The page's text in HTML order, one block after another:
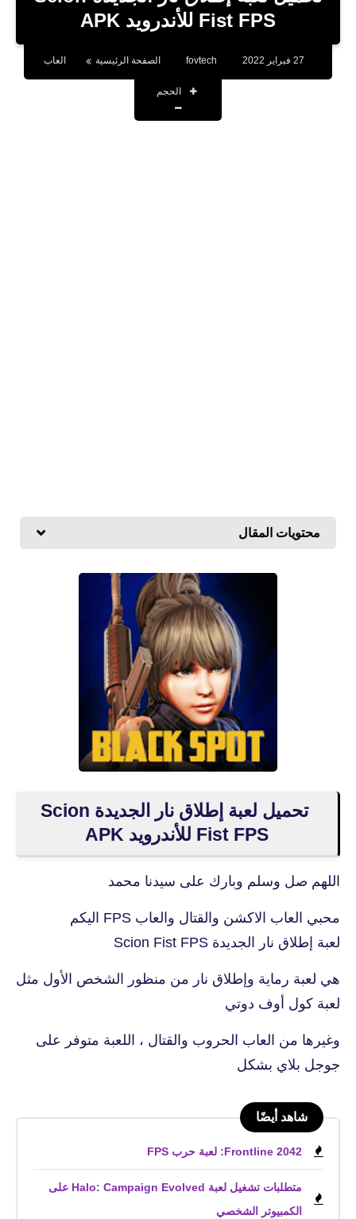
بلوجر
Fist FPS للأندرويد APK
fovtech الصفحة الرئيسية العاب
الحجم
محتويات المقال
تحميل لعبة إطلاق نار الجديدة Scion
Fist FPS للأندرويد APK
اللهم صل وسلم وبارك على سيدنا محمد
محبي العاب الاكشن والقتال والعاب FPS اليكم
لعبة إطلاق نار الجديدة Scion Fist FPS
هي لعبة رماية وإطلاق نار من منظور الشخص الأول مثل
لعبة كول أوف دوتي
وغيرها من العاب الحروب والقتال ، اللعبة متوفر على
جوجل بلاي بشكل
شاهد أيضًا
Frontline 2042: لعبة حرب FPS
متطلبات تشغيل لعبة Halo: Campaign Evolved على
الكمبيوتر الشخصي